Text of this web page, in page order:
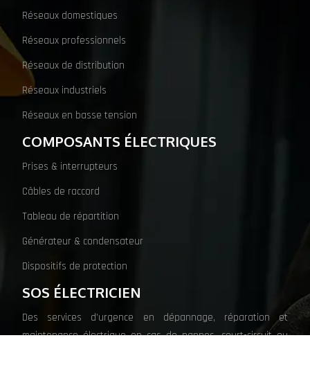
Réseaux domestiques
Réseaux professionnels
Réseaux de distribution
Réseaux industriels
Réseaux en basse tension
COMPOSANTS ÉLECTRIQUES
Prises & interrupteurs
Câbles de raccord
Tableau de répartition
Générateur & condensateur
Dispositifs de protection
SOS ÉLECTRICIEN
Des services d’urgence en dépannage, réparation et
maintenance électrique en cas de pannes, court-circuit ou